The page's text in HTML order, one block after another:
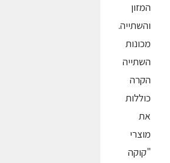
המזון
והשתייה.
מכונות
השתייה
הקרה
כוללות
את
מוצרי
"קוקה